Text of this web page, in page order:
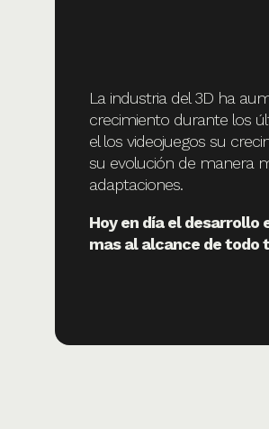
La industria del 3D ha
crecimiento durante los
el los videojuegos su
su evolución de manera
adaptaciones.
Hoy en día el desarrollo
mas al alcance de todo